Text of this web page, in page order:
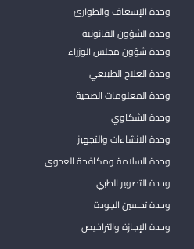
وحدة الإسعاف والطوارئ
وحدة الشؤون القانونية
وحدة شؤون مجلس الوزراء
وحدة العلاج الطبيعي
وحدة المعلومات الصحية
وحدة الشكاوي
وحدة الانشاءات والتجهيز
وحدة السلامة ومكافحة العدوى
وحدة التصوير الطبي
وحدة تحسين الجودة
وحدة الإجازة والتراخيص